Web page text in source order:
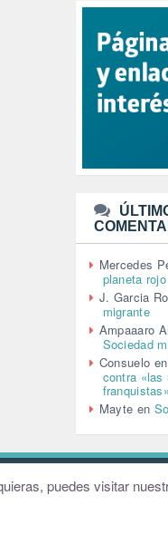
JANE
JAZZ (1)
JÓVENES
JUSTICIA
LEÓN XIV
LGTBI (1)
MEMORIA
PALESTINA
PAZ (2)
PEPE
POBREZA
POLÍTICA
POLÍTICA
Mercedes
planeta rojo
J. Garcia
migrante
Ampaaaro
Sociedad
Consuelo en
contra «las
Mayte en
byGrafital
puedes visitar